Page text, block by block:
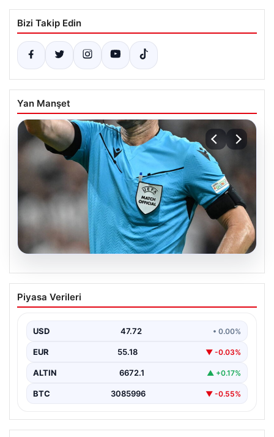
Bizi Takip Edin
Yan Manşet
09.08.2026
Beşiktaş ile Hradec Králové
Randevusunun Hakem Ataması Netleşti
oynayacağı rövanş maçında görev yapacak hakem
kadrosu…
Piyasa Verileri
USD 47.72 • 0.00%
EUR 55.18 ▼ -0.03%
ALTIN 6672.1 ▲ +0.17%
BTC 3085996 ▼ -0.55%